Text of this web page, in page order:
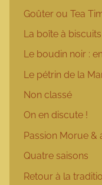
Goûter ou Tea
La boîte à biscuits
Le boudin noir :
Le pétrin de la
Non classé
On en discute !
Passion Morue &
Quatre saisons
Retour à la